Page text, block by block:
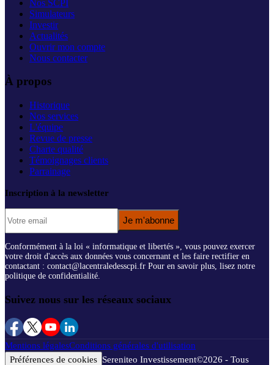
Nos SCPI
Simulateurs
Investir
Actualités
Ouvrir mon compte
Nous contacter
À propos
Historique
Nos services
L'équipe
Revue de presse
Charte qualité
Témoignages clients
Parrainage
Inscription à la newsletter
Je m'abonne
Conformément à la loi « informatique et libertés », vous pouvez exercer
votre droit d'accès aux données vous concernant et les faire rectifier en
contactant : contact@lacentraledesscpi.fr Pour en savoir plus, lisez notre
politique de confidentialité.
Suivez nous sur les réseaux sociaux
Mentions légalesConditions générales d'utilisation
Préférences de cookies Sereniteo Investissement©2026 - Tous